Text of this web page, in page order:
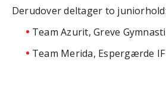
Derudover deltager to juniorhold:
Team Azurit, Greve
Team Merida, Espergærde IF